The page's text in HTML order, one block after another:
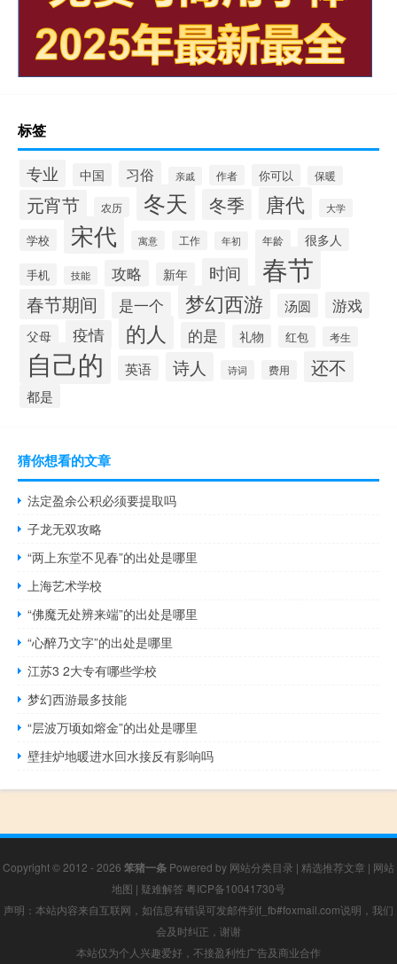
标签
专业 中国 习俗 亲戚 作者 你可以 保暖
元宵节 农历 冬天 冬季 唐代 大学
学校 宋代 寓意 工作 年初 年龄 很多人
手机 技能 攻略 新年 时间 春节
春节期间 是一个 梦幻西游 汤圆 游戏
父母 疫情 的人 的是 礼物 红包 考生
自己的 英语 诗人 诗词 费用 还不
都是
猜你想看的文章
法定盈余公积必须要提取吗
子龙无双攻略
“两上东堂不见春”的出处是哪里
上海艺术学校
“佛魔无处辨来端”的出处是哪里
“心醉乃文字”的出处是哪里
江苏3 2大专有哪些学校
梦幻西游最多技能
“层波万顷如熔金”的出处是哪里
壁挂炉地暖进水回水接反有影响吗
Copyright © 2012 - 2026 笨猪一条 Powered by 网站分类目录 | 精选推荐文章 | 网站
地图 | 疑难解答 粤ICP备10041730号
声明：本站内容来自互联网，如信息有错误可发邮件到f_fb#foxmail.com说明，我们
会及时纠正，谢谢
本站仅为个人兴趣爱好，不接盈利性广告及商业合作